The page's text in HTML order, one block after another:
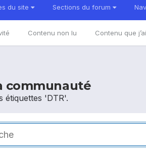
du site Sections du forum
Contenu non lu Contenu que
communauté
étiquettes 'DTR'.